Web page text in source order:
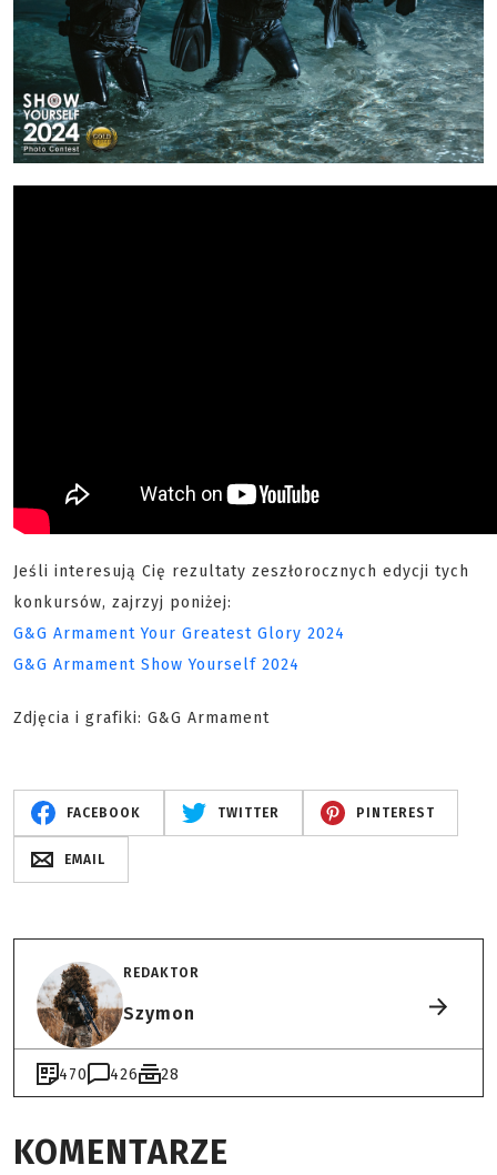
Jeśli interesują Cię rezultaty zeszłorocznych edycji tych
konkursów, zajrzyj poniżej:
G&G Armament Your Greatest Glory 2024
G&G Armament Show Yourself 2024
Zdjęcia i grafiki: G&G Armament
FACEBOOK TWITTER PINTEREST
EMAIL
REDAKTOR
Szymon
470 426 28
KOMENTARZE